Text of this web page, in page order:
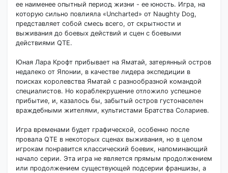
ее наименее опытный период жизни - ее юность. Игра, на
которую сильно повлияла «Uncharted» от Naughty Dog,
представляет собой смесь всего, от скрытности и
выживания до боевых действий и сцен с боевыми
действиями QTE.
Юная Лара Крофт прибывает на Яматай, затерянный остров
недалеко от Японии, в качестве лидера экспедиции в
поисках королевства Яматай с разнообразной командой
специалистов. Но кораблекрушение отложило успешное
прибытие, и, казалось бы, забытый остров густонаселен
враждебными жителями, культистами Братства Солариев.
Игра временами будет графической, особенно после
провала QTE в некоторых сценах выживания, но в целом
игрокам понравится классический боевик, напоминающий
начало серии. Эта игра не является прямым продолжением
или продолжением существующей подсерии франшизы, а